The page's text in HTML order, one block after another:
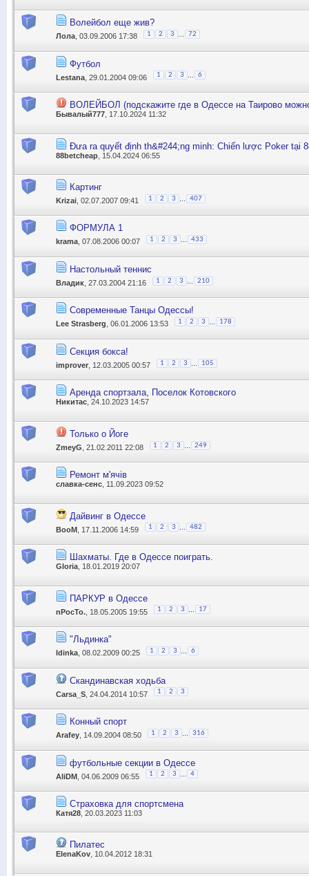
Волейбол еще жив?
Лола , 03.09.2006 17:38 1 2 3 72
Футбол
Lestana , 29.01.2004 09:06 1 2 3 6
ВОЛЕЙБОЛ (подскажите где в Одессе на Таирово
Бывалый777 , 17.10.2024 11:32
Đưa ra quyết định th&#244;ng minh: Chiến lược Poker tại
88betcheap , 15.04.2024 06:55
Картинг
Krizai , 02.07.2007 09:41 1 2 3 407
ФОРМУЛА 1
krama , 07.08.2006 00:07 1 2 3 433
Настольный теннис
Владик , 27.03.2004 21:16 1 2 3 210
Современные Танцы Одессы!
Lee Strasberg , 06.01.2006 13:53 1 2 3 178
Секция бокса!
improver , 12.03.2005 00:57 1 2 3 105
Аренда спортзала, Поселок Котовского
Никитас , 24.10.2023 14:57
Только о Йоге
ZmeyG , 21.02.2011 22:08 1 2 3 249
Ремонт м'ячів
славка-сенс , 11.09.2023 09:52
Дайвинг в Одессе
BooM , 17.11.2006 14:59 1 2 3 ... 482
Шахматы. Где в Одессе поиграть.
Gloria , 18.01.2019 20:07
ПАРКУР в Одессе
nPocTo. , 18.05.2005 19:55 1 2 3 ... 17
"Льдинка"
ldinka , 08.02.2009 00:25 1 2 3 6
Скандинавская ходьба
Carsa_S , 24.04.2014 10:57 1 2 3
Конный спорт
Arafey , 14.09.2004 08:50 1 2 3 316
футбольные секции в Одессе
AliDM , 04.06.2009 06:55 1 2 3 4
Страховка для спортсмена
Катя28 , 20.03.2023 11:03
Пилатес
ElenaKov, 10.04.2012 18:31